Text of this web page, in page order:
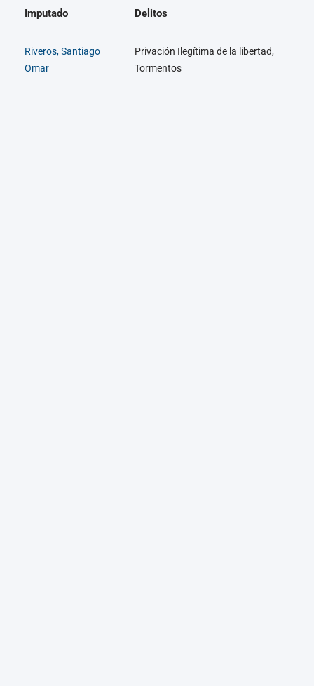
Imputado Delitos
Riveros, Santiago
Omar
Privación Ilegítima de la libertad,
Tormentos